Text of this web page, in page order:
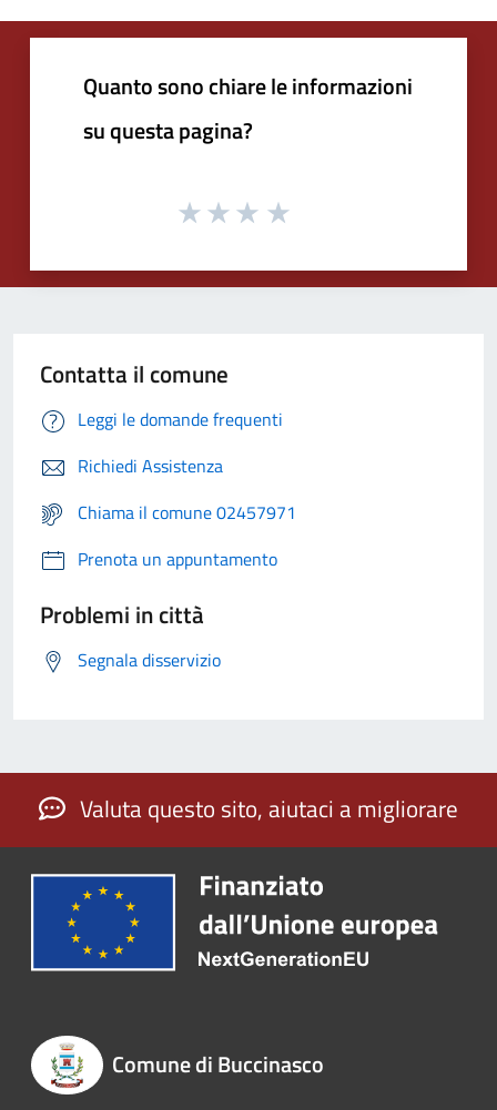
Quanto sono chiare le informazioni
su questa pagina?
Contatta il comune
Leggi le domande frequenti
Richiedi Assistenza
Chiama il comune 02457971
Prenota un appuntamento
Problemi in città
Segnala disservizio
Valuta questo sito, aiutaci a migliorare
Comune di Buccinasco